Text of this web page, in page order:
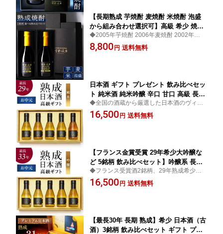
【長期熟成 芋焼酎 麦焼酎 米焼酎 泡盛
から組み合わせ選択可】高級 希少 焼酎
2銘柄 飲み比べセット プレゼント 長期
熟成 / 父の日 ギフト お中元 御中元 退職
◆2005年芋焼酎 2006年麦焼酎 2002年米焼
酎 2009年米焼酎 2007年泡盛から2銘柄選
択◆高級 お酒 焼酎 芋焼酎 麦焼酎 米焼酎 ギ
8,800 円 送料無料
日本酒 ギフト プレゼント 飲み比べセッ
ト 純米酒 純米吟醸 辛口 甘口 高級 長期
熟成 / 父の日 ギフト お中元 御中元 送料
無料 希少 古酒 最長28年 5銘柄 『古昔の
◆全国の酒蔵から厳選した日本酒のヴィン
テージ古酒ブランド◆お酒 日本酒 純米吟醸
ギフト プレゼント お父さん 父 義父 飲み比
16,500 円 送料無料
【フランス金賞受賞 29年希少大吟醸な
ど 5銘柄 飲み比べセット】吟醸系 長期
熟成 日本酒 高級 ギフト『古昔の美酒
吟醸』 大吟醸 純米吟醸 / 父の日 ギフト
◆フランス受賞酒2銘柄、29年熟成希少大
吟醸など吟醸系古酒の贅沢5銘柄飲み比べセ
ット◆お歳暮 お年賀 お正月 お酒 日本酒 大
16,500 円 送料無料
【最長30年 長期 熟成】希少 日本酒（古
酒）3銘柄 飲み比べセット ギフト プレ